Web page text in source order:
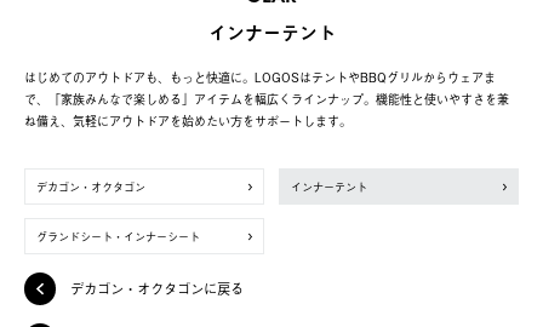
インナーテント
はじめてのアウトドアも、もっと快適に。LOGOSはテントやBBQグリルからウェアま
で、「家族みんなで楽しめる」アイテムを幅広くラインナップ。機能性と使いやすさを兼
ね備え、気軽にアウトドアを始めたい方をサポートします。
デカゴン・オクタゴン インナーテント
グランドシート・インナーシート
デカゴン・オクタゴンに戻る